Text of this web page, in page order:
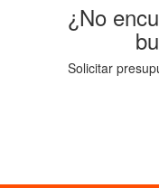
¿No
Solicitar